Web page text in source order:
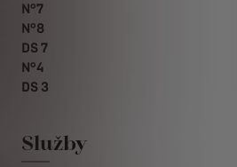
N°7
N°8
DS 7
N°4
DS 3
Služby